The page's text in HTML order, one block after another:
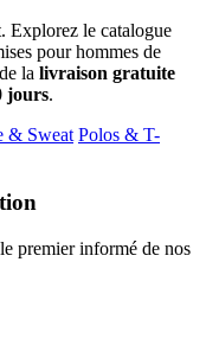
Explorez le catalogue
pour hommes de
la livraison gratuite
jours.
& Sweat Polos & T-
premier informé de nos